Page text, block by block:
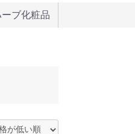
ブ化粧品